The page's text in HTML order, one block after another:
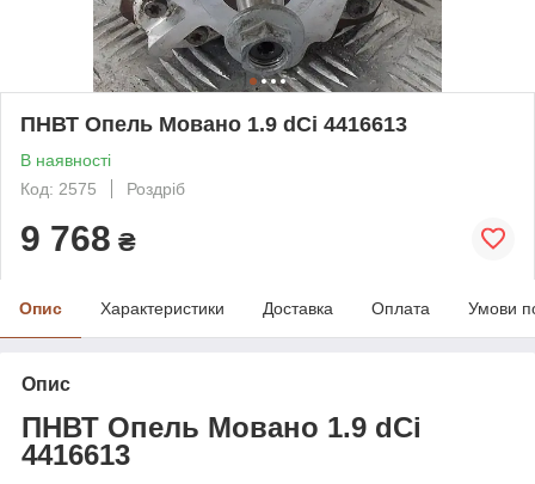
ПНВТ Опель Мовано 1.9 dCi 4416613
В наявності
Код: 2575
Роздріб
9 768 ₴
Опис Характеристики Доставка Оплата Умови
Опис
ПНВТ Опель Мовано 1.9 dCi
4416613